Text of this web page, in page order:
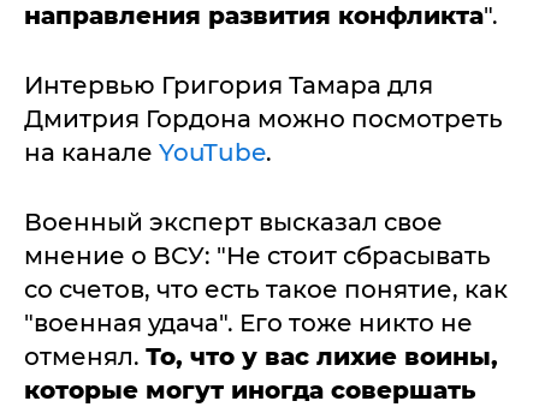
направления развития конфликта".
Интервью Григория Тамара для
Дмитрия Гордона можно посмотреть
на канале YouTube.
Военный эксперт высказал свое
мнение о ВСУ: "Не стоит сбрасывать
со счетов, что есть такое понятие, как
"военная удача". Его тоже никто не
отменял. То, что у вас лихие воины,
которые могут иногда совершать